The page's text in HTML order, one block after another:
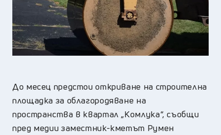
До месец предстои откриване на строителна
площадка за облагородяване на
пространства в квартал „Комлука“, съобщи
пред медии заместник-кметът Румен